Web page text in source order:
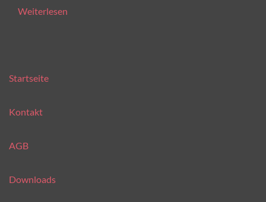
Weiterlesen
Startseite
Kontakt
AGB
Downloads